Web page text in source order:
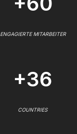
ENGAGIERTE MITARBEITER
+36
COUNTRIES